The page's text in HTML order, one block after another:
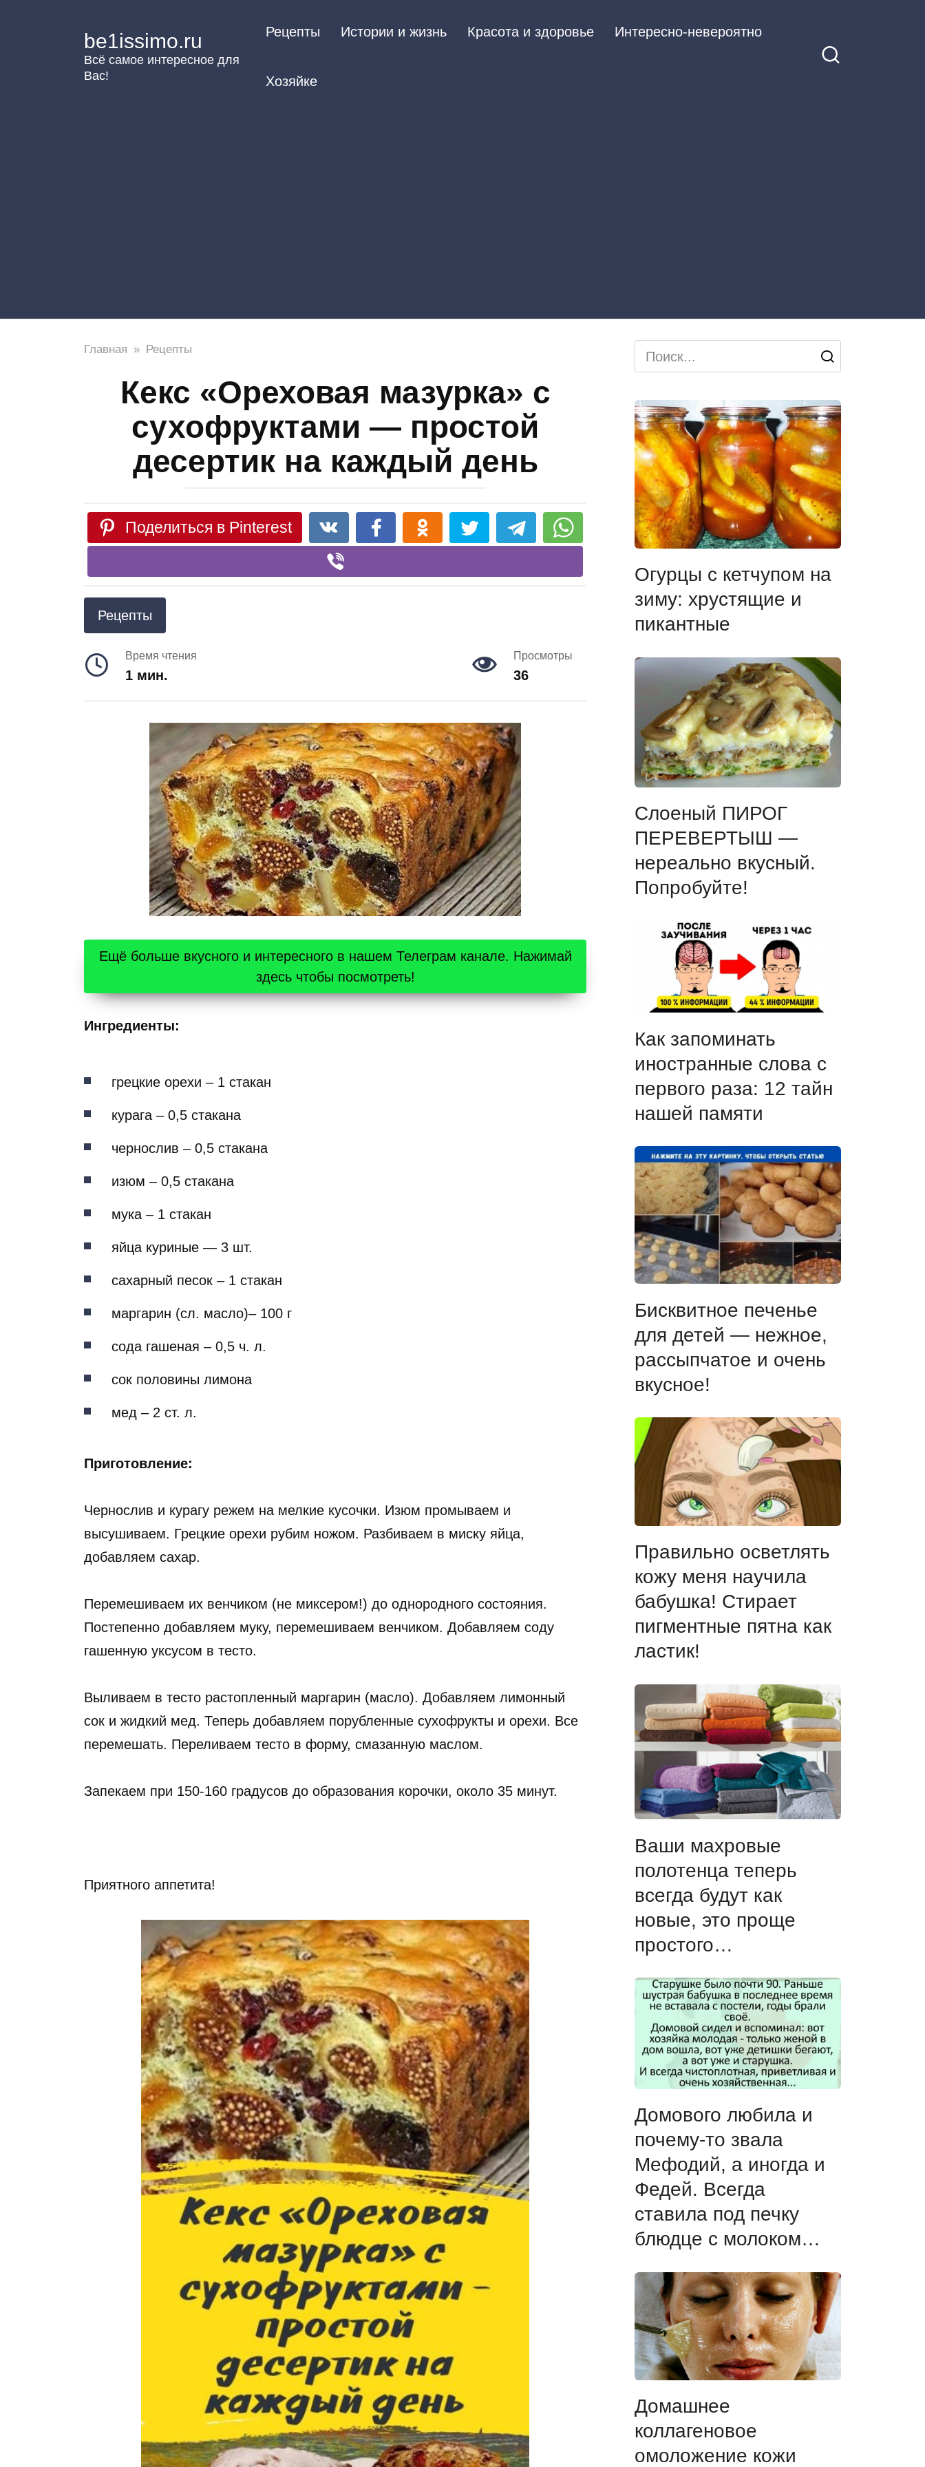
be1issimo.ru
Всё самое интересное для
Вас!
Рецепты Истории и жизнь Красота и здоровье Интересно-невероятно
Хозяйке
Главная » Рецепты
Кекс «Ореховая мазурка» с
сухофруктами — простой
десертик на каждый день
Поделиться в Pinterest
Рецепты
Время чтения
1 мин.
Просмотры
36
Ещё больше вкусного и интересного в нашем Телеграм канале. Нажимай
здесь чтобы посмотреть!
Ингредиенты:
грецкие орехи – 1 стакан
курага – 0,5 стакана
чернослив – 0,5 стакана
изюм – 0,5 стакана
мука – 1 стакан
яйца куриные — 3 шт.
сахарный песок – 1 стакан
маргарин (сл. масло)– 100 г
сода гашеная – 0,5 ч. л.
сок половины лимона
мед – 2 ст. л.
Приготовление:
Чернослив и курагу режем на мелкие кусочки. Изюм промываем и
высушиваем. Грецкие орехи рубим ножом. Разбиваем в миску яйца,
добавляем сахар.
Перемешиваем их венчиком (не миксером!) до однородного состояния.
Постепенно добавляем муку, перемешиваем венчиком. Добавляем соду
гашенную уксусом в тесто.
Выливаем в тесто растопленный маргарин (масло). Добавляем лимонный
сок и жидкий мед. Теперь добавляем порубленные сухофрукты и орехи. Все
перемешать. Переливаем тесто в форму, смазанную маслом.
Запекаем при 150-160 градусов до образования корочки, около 35 минут.
Приятного аппетита!
Search
for:
Огурцы с кетчупом на
зиму: хрустящие и
пикантные
Слоеный ПИРОГ
ПЕРЕВЕРТЫШ —
нереально вкусный.
Попробуйте!
Как запоминать
иностранные слова с
первого раза: 12 тайн
нашей памяти
Бисквитное печенье
для детей — нежное,
рассыпчатое и очень
вкусное!
Правильно осветлять
кожу меня научила
бабушка! Стирает
пигментные пятна как
ластик!
Ваши махровые
полотенца теперь
всегда будут как
новые, это проще
простого…
Домового любила и
почему-то звала
Мефодий, а иногда и
Федей. Всегда
ставила под печку
блюдце с молоком…
Домашнее
коллагеновое
омоложение кожи